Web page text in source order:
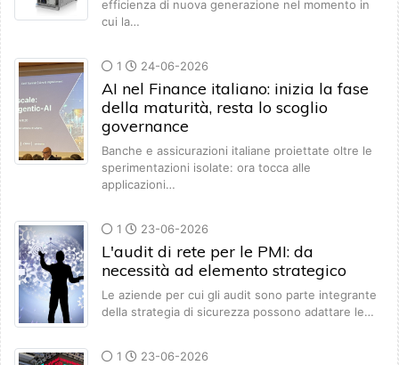
efficienza di nuova generazione nel momento in
cui la…
1 24-06-2026
AI nel Finance italiano: inizia la fase
della maturità, resta lo scoglio
governance
Banche e assicurazioni italiane proiettate oltre le
sperimentazioni isolate: ora tocca alle
applicazioni…
1 23-06-2026
L'audit di rete per le PMI: da
necessità ad elemento strategico
Le aziende per cui gli audit sono parte integrante
della strategia di sicurezza possono adattare le…
1 23-06-2026